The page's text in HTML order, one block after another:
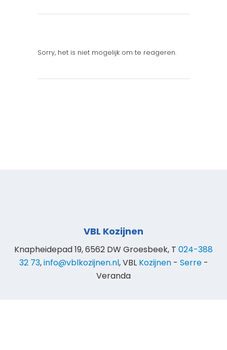
Sorry, het is niet mogelijk om te reageren.
VBL Kozijnen
Knapheidepad 19, 6562 DW Groesbeek, T 024-388
32 73,info@vblkozijnen.nl, VBL Kozijnen- Serre-
Veranda